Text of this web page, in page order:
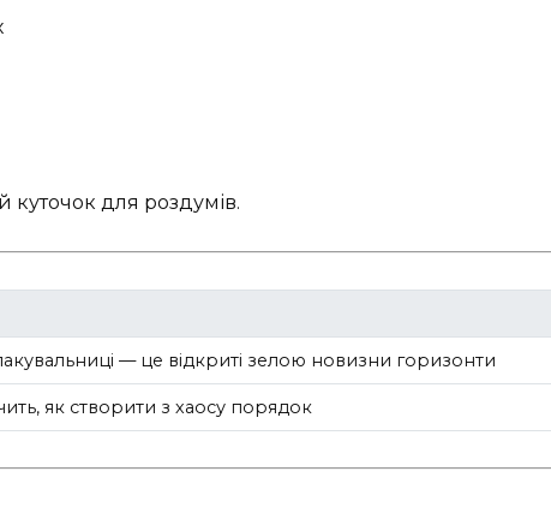
куточок для роздумів.
— це відкриті зелою новизни горизонти
як створити з хаосу порядок